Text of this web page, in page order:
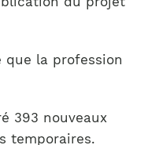
que la profession
393 nouveaux
temporaires.